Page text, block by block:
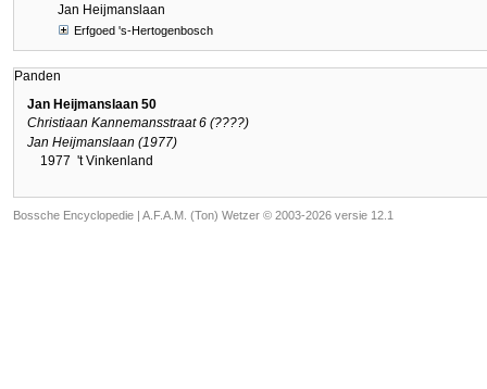
Jan Heijmanslaan
Erfgoed 's-Hertogenbosch
Panden
Jan Heijmanslaan 50
Christiaan Kannemansstraat 6 (????)
Jan Heijmanslaan (1977)
1977 't Vinkenland
Bossche Encyclopedie | A.F.A.M. (Ton) Wetzer © 2003-2026 versie 12.1